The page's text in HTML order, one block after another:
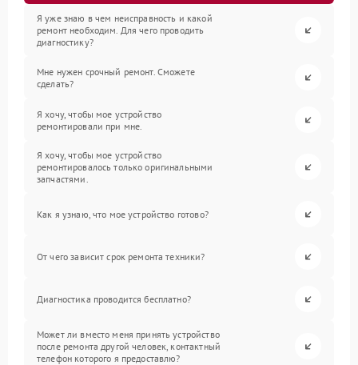
Я уже знаю в чем неисправность и какой
ремонт необходим. Для чего проводить
диагностику?
Мне нужен срочный ремонт. Сможете
сделать?
Я хочу, чтобы мое устройство
ремонтировали при мне.
Я хочу, чтобы мое устройство
ремонтировалось только оригинальными
запчастями.
Как я узнаю, что мое устройство готово?
От чего зависит срок ремонта техники?
Диагностика проводится бесплатно?
Может ли вместо меня принять устройство
после ремонта другой человек, контактный
телефон которого я предоставлю?